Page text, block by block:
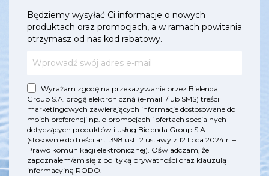
Będziemy wysyłać Ci informacje o nowych
produktach oraz promocjach, a w ramach powitania
otrzymasz od nas kod rabatowy.
Wyrażam zgodę na przekazywanie przez Bielenda
Group S.A. drogą elektroniczną (e-mail i/lub SMS) treści
marketingowych zawierających informacje dostosowane do
moich preferencji np. o promocjach i ofertach specjalnych
dotyczących produktów i usług Bielenda Group S.A.
(stosownie do treści art. 398 ust. 2 ustawy z 12 lipca 2024 r. –
Prawo komunikacji elektronicznej). Oświadczam, że
zapoznałem/am się z polityką prywatności oraz klauzulą
informacyjną RODO.